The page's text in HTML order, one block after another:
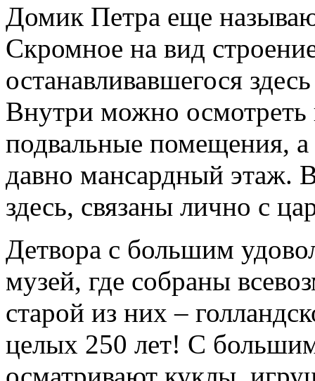
Домик Петра еще
Скромное на вид
останавливавшегося
Внутри можно
подвальные помещения,
давно мансардный этаж.
здесь, связаны лично с
Детвора с большим
музей, где собраны
старой из них –
целых 250 лет! С